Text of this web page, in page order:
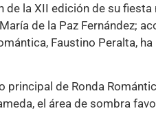
de la XII edición de su
de la Paz Fernández;
Faustino Peralta,
principal de Ronda
el área de sombra